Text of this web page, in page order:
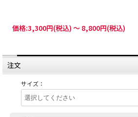
価格:3,300円(税込) ～ 8,800円(税込)
注文
サイズ：